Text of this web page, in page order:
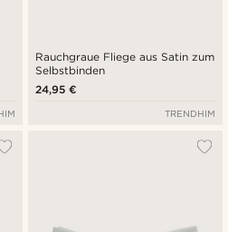
Rauchgraue Fliege aus Satin zum
Selbstbinden
24,95 €
TRENDHIM